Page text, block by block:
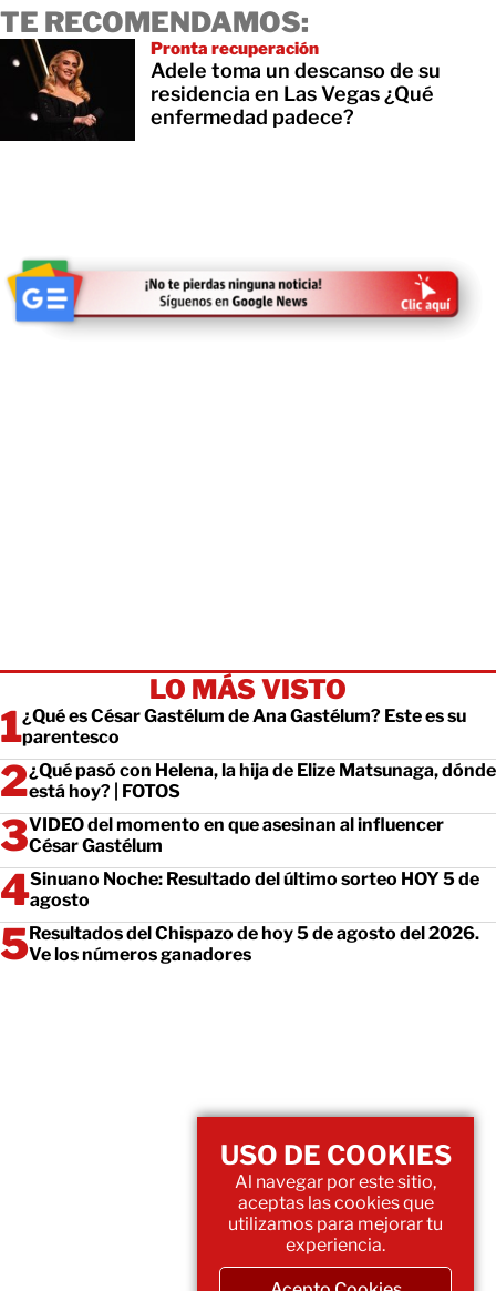
TE RECOMENDAMOS:
Pronta recuperación
Adele toma un descanso de su
residencia en Las Vegas ¿Qué
enfermedad padece?
LO MÁS VISTO
¿Qué es César Gastélum de Ana Gastélum? Este es su
parentesco
¿Qué pasó con Helena, la hija de Elize Matsunaga, dónde
está hoy? | FOTOS
VIDEO del momento en que asesinan al influencer
César Gastélum
Sinuano Noche: Resultado del último sorteo HOY 5 de
agosto
Resultados del Chispazo de hoy 5 de agosto del 2026.
Ve los números ganadores
USO DE COOKIES
Al navegar por este sitio,
aceptas las cookies que
utilizamos para mejorar tu
experiencia.